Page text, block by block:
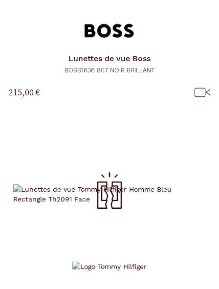
Lunettes de vue Boss
BOSS1636 807 NOIR BRILLANT
215,00 €